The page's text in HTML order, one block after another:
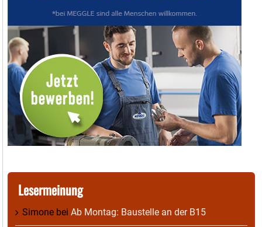
Lesermeinung
Simone bei Ab Montag: Baustelle an der B15